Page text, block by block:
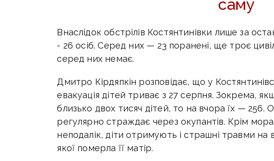
саму
Внаслідок обстрілів Костянтинівки лише за
- 26 осіб. Серед них — 23 поранені, ще троє
серед них немає.
Дмитро Кірдяпкін розповідає, що у
евакуація дітей триває з 27 серпня. Зокрема,
близько двох тисяч дітей, то на вчора їх — 256.
регулярно страждає через окупантів. Крім
неподалік, діти отримують і страшні травми
якої померла її матір.